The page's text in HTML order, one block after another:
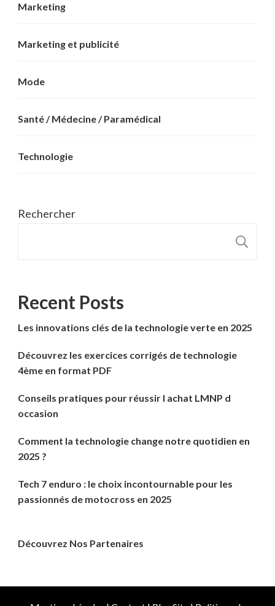
Marketing
Marketing et publicité
Mode
Santé / Médecine / Paramédical
Technologie
Rechercher
Recent Posts
Les innovations clés de la technologie verte en 2025
Découvrez les exercices corrigés de technologie
4ème en format PDF
Conseils pratiques pour réussir l achat LMNP d
occasion
Comment la technologie change notre quotidien en
2025 ?
Tech 7 enduro : le choix incontournable pour les
passionnés de motocross en 2025
Découvrez Nos Partenaires